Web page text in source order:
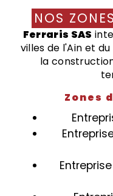
NOS
Ferraris SAS
villes de l'Ain et
la
Zones